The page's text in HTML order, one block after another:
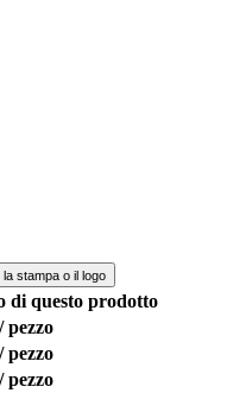
la stampa o il logo
di questo prodotto
pezzo
pezzo
pezzo